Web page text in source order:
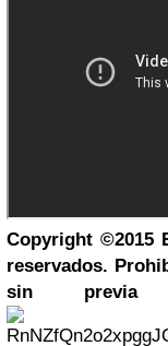
Copyright ©2015
reservados.
sin previa